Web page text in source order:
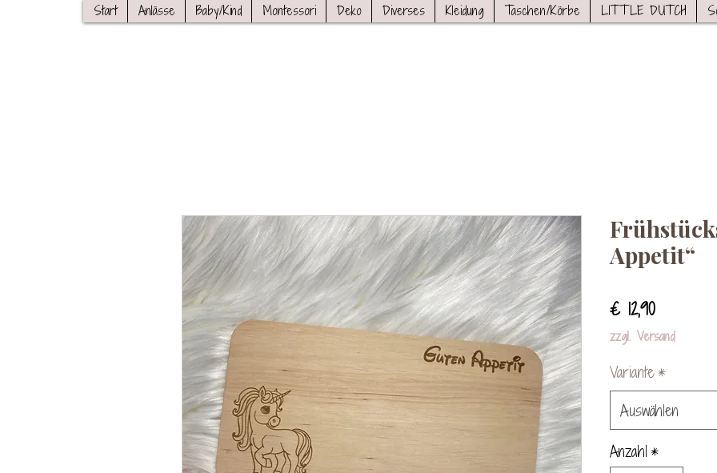
Start Anlässe Baby/Kind Montessori Deko Diverses Kleidung Taschen/Körbe LITTLE DUTCH
Appetit“
€ 12,90Preis
zzgl. Versand
Variante*
Auswählen
Anzahl *